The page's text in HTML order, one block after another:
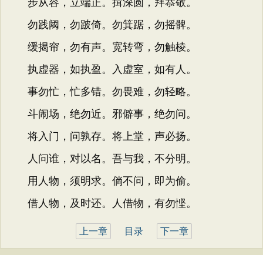
步从容，立端正。揖深圆，拜恭敬。
勿践阈，勿跛倚。勿箕踞，勿摇髀。
缓揭帘，勿有声。宽转弯，勿触棱。
执虚器，如执盈。入虚室，如有人。
事勿忙，忙多错。勿畏难，勿轻略。
斗闹场，绝勿近。邪僻事，绝勿问。
将入门，问孰存。将上堂，声必扬。
人问谁，对以名。吾与我，不分明。
用人物，须明求。倘不问，即为偷。
借人物，及时还。人借物，有勿悭。
上一章 目录 下一章